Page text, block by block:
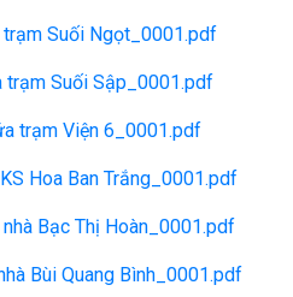
Suối Ngọt_0001.pdf
trạm Suối Sập_0001.pdf
trạm Viện 6_0001.pdf
Hoa Ban Trắng_0001.pdf
Bạc Thị Hoàn_0001.pdf
Bùi Quang Bình_0001.pdf